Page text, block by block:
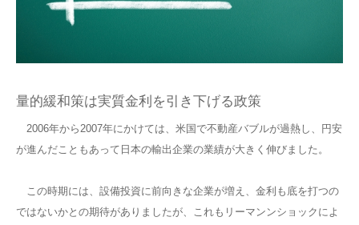
量的緩和策は実質金利を引き下げる政策
2006年から2007年にかけては、米国で不動産バブルが過熱し、円安
が進んだこともあって日本の輸出企業の業績が大きく伸びました。
この時期には、設備投資に前向きな企業が増え、金利も底を打つの
ではないかとの期待がありましたが、これもリーマンンショックによ